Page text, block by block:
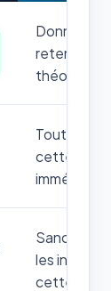
Donnée
retenir par
théorique.
Toute
cette
Sanction
les
cette